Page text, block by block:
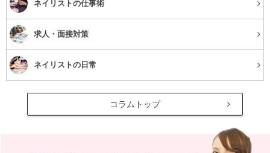
がりの良さはもちろん、モチの良さも追求している実力ネイル専門
店だけあって、新規のお客様もリピーターのお客様も数多く訪れて
います。
定額コースとやり放題コースの他、どのコースを選べば良いのかわ
からない初めての方に、当日デザイン相談コースも用意されている
人気No1は「早い・安い・可愛い」フットネイル！コスパよく、仕
ネイリストの仕事術
求人・面接対策
ネイリストの日常
コラムトップ